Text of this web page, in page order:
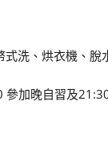
洗、烘衣機、脫
加晚自習及